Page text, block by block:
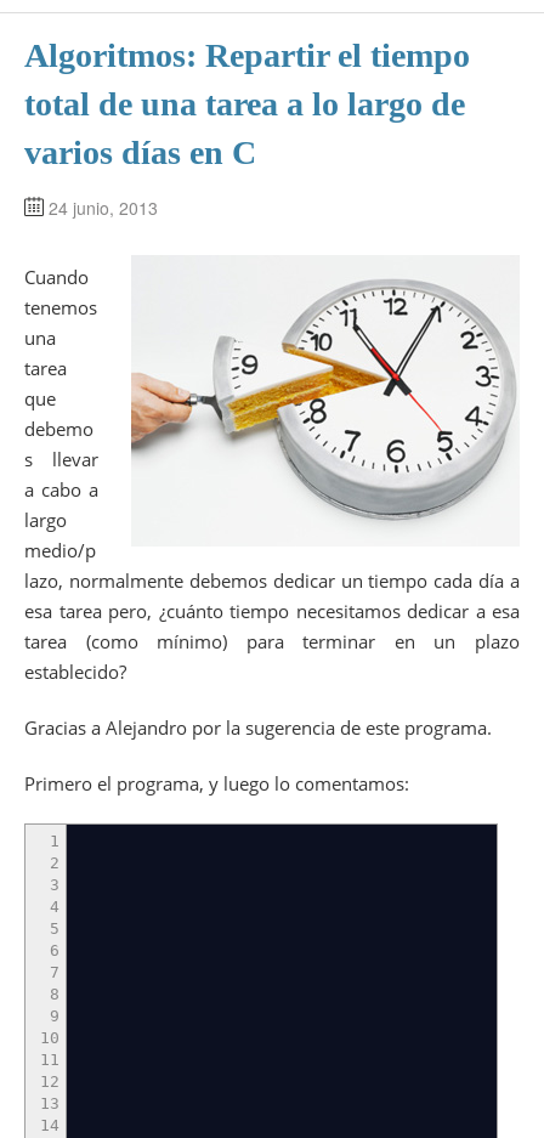
Algoritmos: Repartir el tiempo
total de una tarea a lo largo de
varios días en C
24 junio, 2013
Cuando
tenemos
una
tarea
que
debemo
s llevar
a cabo a
largo
medio/p
lazo, normalmente debemos dedicar un tiempo cada día a
esa tarea pero, ¿cuánto tiempo necesitamos dedicar a esa
tarea (como mínimo) para terminar en un plazo
establecido?
Gracias a Alejandro por la sugerencia de este programa.
Primero el programa, y luego lo comentamos:
1
2
3
4
5
6
7
8
9
10
11
12
13
14